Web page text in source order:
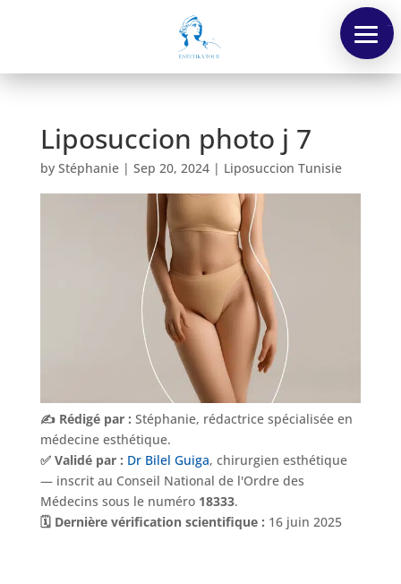
Liposuccion photo j 7
by Stéphanie| Sep 20, 2024| Liposuccion Tunisie
✍️ Rédigé par : Stéphanie, rédactrice spécialisée en
médecine esthétique.
✅ Validé par : Dr Bilel Guiga, chirurgien esthétique
— inscrit au Conseil National de l'Ordre des
Médecins sous le numéro 18333.
🗓️ Dernière vérification scientifique : 16 juin 2025